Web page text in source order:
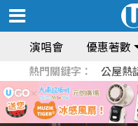
演唱會 優惠著數
熱門關鍵字： 公屋熱